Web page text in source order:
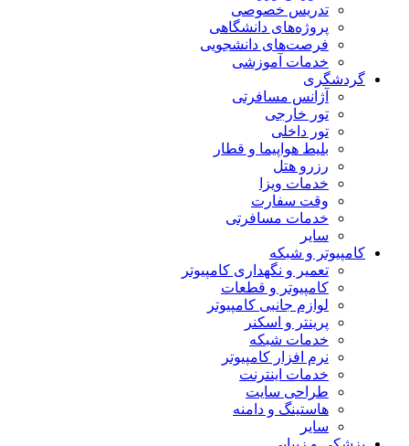
تدریس خصوصی
پروژه‌های دانشگاهی
فرصت‌های دانشجویی
خدمات آموزشی
گردشگری
آژانس مسافرتی
تور خارجی
تور داخلی
بلیط هواپیما و قطار
رزرو هتل
خدمات ویزا
وقت سفارت
خدمات مسافرتی
سایر
کامپیوتر و شبکه
تعمیر و نگهداری کامپیوتر
کامپیوتر و قطعات
لوازم جانبی کامپیوتر
پرینتر و اسکنر
خدمات شبکه
نرم افزار کامپیوتر
خدمات اینترنت
طراحی سایت
هاستینگ و دامنه
سایر